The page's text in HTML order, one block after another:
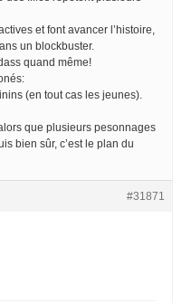
et font avancer l’histoire,
un blockbuster.
quand même!
(en tout cas les jeunes).
que plusieurs pesonnages
bien sûr, c’est le plan du
#31871